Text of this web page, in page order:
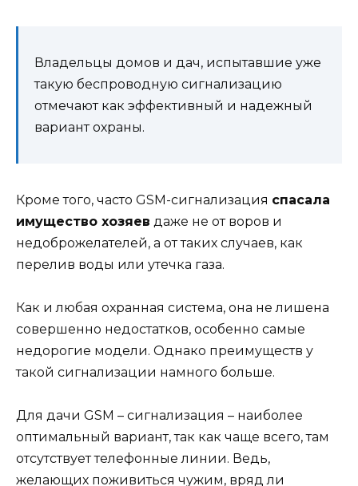
Владельцы домов и дач, испытавшие уже
такую беспроводную сигнализацию
отмечают как эффективный и надежный
вариант охраны.
Кроме того, часто GSM-сигнализация спасала
имущество хозяев даже не от воров и
недоброжелателей, а от таких случаев, как
перелив воды или утечка газа.
Как и любая охранная система, она не лишена
совершенно недостатков, особенно самые
недорогие модели. Однако преимуществ у
такой сигнализации намного больше.
Для дачи GSM – сигнализация – наиболее
оптимальный вариант, так как чаще всего, там
отсутствует телефонные линии. Ведь,
желающих поживиться чужим, вряд ли